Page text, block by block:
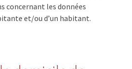
concernant les données
et/ou d’un habitant.